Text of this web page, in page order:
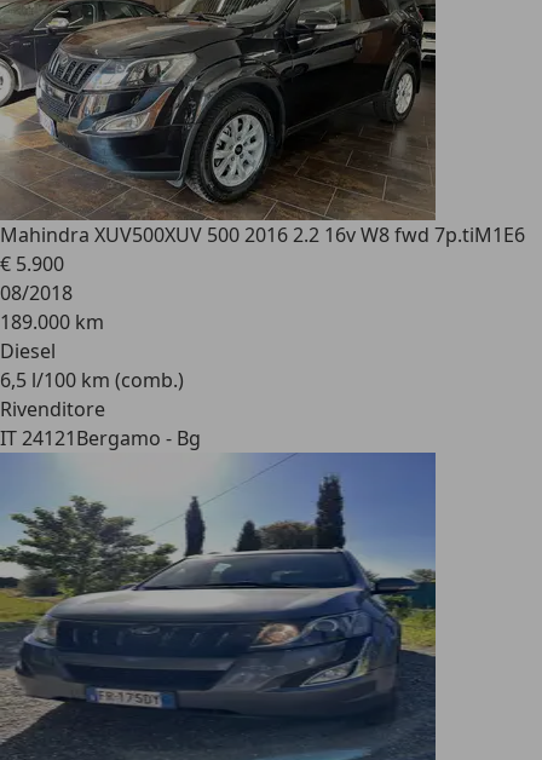
Mahindra XUV500XUV 500 2016 2.2 16v W8 fwd 7p.tiM1E6
€ 5.900
08/2018
189.000 km
Diesel
6,5 l/100 km (comb.)
Rivenditore
IT 24121Bergamo - Bg